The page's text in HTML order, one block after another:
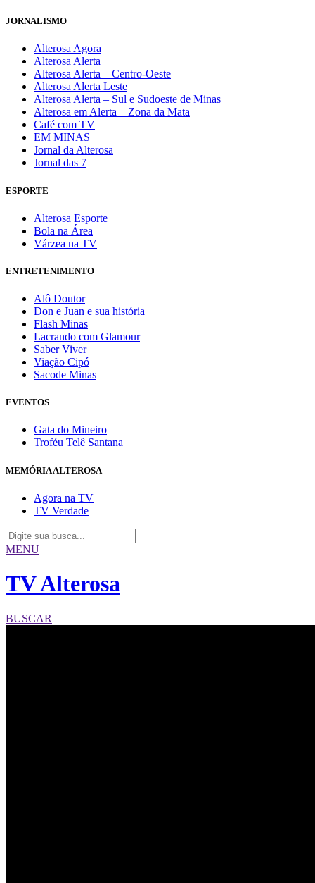
JORNALISMO
Alterosa Agora
Alterosa Alerta
Alterosa Alerta – Centro-Oeste
Alterosa Alerta Leste
Alterosa Alerta – Sul e Sudoeste de Minas
Alterosa em Alerta – Zona da Mata
Café com TV
EM MINAS
Jornal da Alterosa
Jornal das 7
ESPORTE
Alterosa Esporte
Bola na Área
Várzea na TV
ENTRETENIMENTO
Alô Doutor
Don e Juan e sua história
Flash Minas
Lacrando com Glamour
Saber Viver
Viação Cipó
Sacode Minas
EVENTOS
Gata do Mineiro
Troféu Telê Santana
MEMÓRIA ALTEROSA
Agora na TV
TV Verdade
MENU
TV Alterosa
BUSCAR